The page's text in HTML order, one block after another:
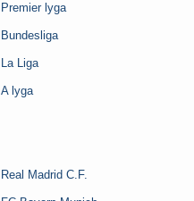
Premier lyga
Bundesliga
La Liga
A lyga
Real Madrid C.F.